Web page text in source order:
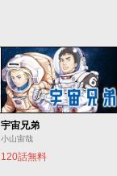
宇宙兄弟
小山宙哉
120話無料